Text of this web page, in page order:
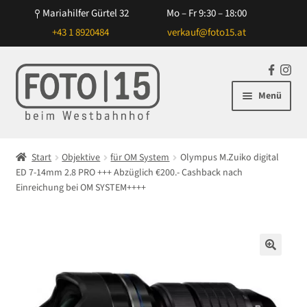
Mariahilfer Gürtel 32
Mo – Fr 9:30 – 18:00
+43 1 8920484
verkauf@foto15.at
Zur
Navigation
springen
Zum
Inhalt
springen
F
c
o
In
st
ag
Menü
öffnen
Objektive
für Sony
öffnen
Start Objektive für OM System
Olympus M.Zuiko digital
ED 7-14mm 2.8 PRO +++ Abzüglich €200.- Cashback nach
Einreichung bei OM SYSTEM++++